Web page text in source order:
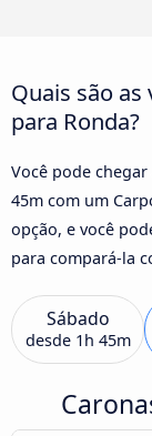
Quais são as
para Ronda?
Você pode
45m com um
opção, e você
para compará-la
Sábado
desde 1h 45m